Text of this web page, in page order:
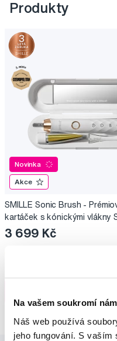
Na vašem soukromí
Náš web používá
jeho fungování. S vaším
Produkty
Novinka
Akce
SMILLE Sonic Brush -
kartáček s kónickými vlákny
3 699 Kč
13